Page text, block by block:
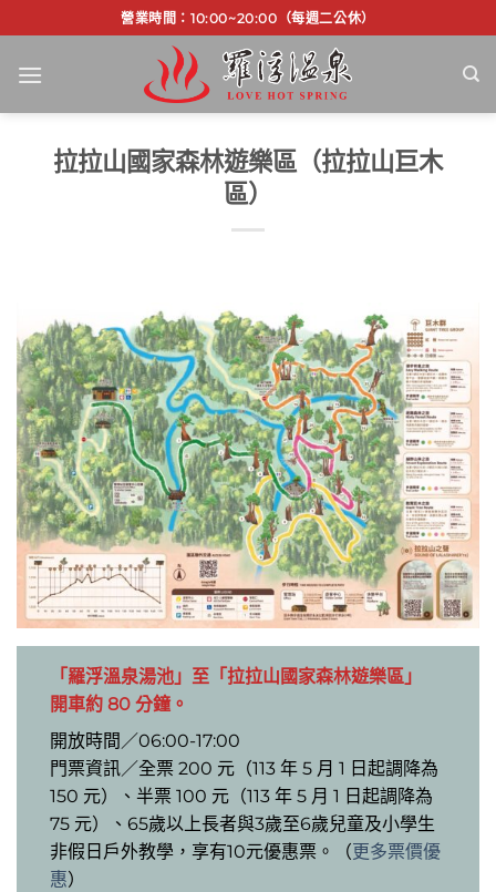
to
content
營業時間：10:00~20:00（每週二公休）
拉拉山國家森林遊樂區（拉拉山巨木
區）
「羅浮溫泉湯池」至「拉拉山國家森林遊樂區」
開車約 80 分鐘。
開放時間／06:00-17:00
門票資訊／全票 200 元（113 年 5 月 1 日起調降為
150 元）、半票 100 元（113 年 5 月 1 日起調降為
75 元）、65歲以上長者與3歲至6歲兒童及小學生
非假日戶外教學，享有10元優惠票。（更多票價優
惠）